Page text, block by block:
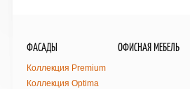
ФАСАДЫ
Коллекция Premium
Коллекция Optima
ОФИСНАЯ МЕБЕЛЬ